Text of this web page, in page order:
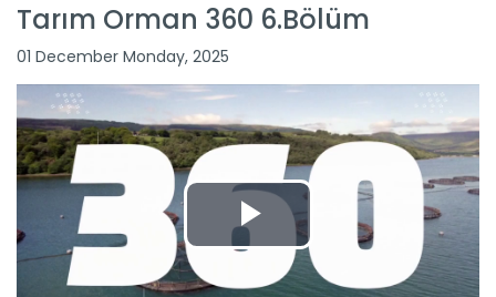
Tarım Orman 360 6.Bölüm
01 December Monday, 2025
Tarım Orman 360 13.Bölüm
Devamını Oku ->